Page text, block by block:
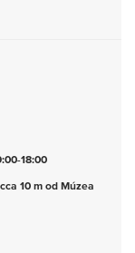
18:00
10 m od Múzea